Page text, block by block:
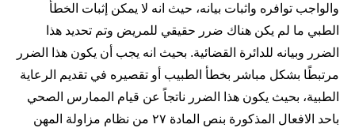
والواجب توافره واثبات بيانه، حيث انه لا يمكن إثبات الخطأ
الطبي ما لم يكن هناك ضرر حقيقي للمريض وتم تحديد هذا
الضرر وبيانه للدائرة القضائية. بحيث انه يجب أن يكون هذا الضرر
مرتبطًا بشكل مباشر بخطأ الطبيب أو تقصيره في تقديم الرعاية
الطبية، بحيث يكون هذا الضرر ناتجاً عن قيام الممارس الصحي
باحد الافعال المذكورة بنص المادة ٢٧ من نظام مزاولة المهن